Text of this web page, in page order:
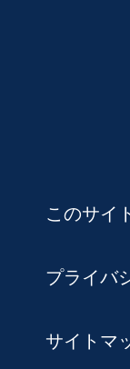
このサイ
プライバ
サイトマ